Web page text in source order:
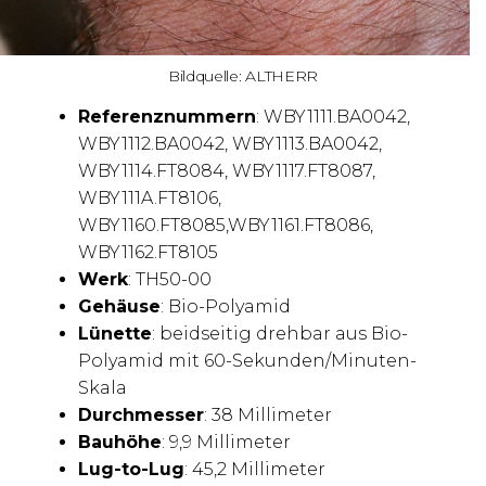
Bildquelle: ALTHERR
Referenznummern: WBY1111.BA0042,
WBY1112.BA0042, WBY1113.BA0042,
WBY1114.FT8084, WBY1117.FT8087,
WBY111A.FT8106,
WBY1160.FT8085,WBY1161.FT8086,
WBY1162.FT8105
Werk: TH50-00
Gehäuse: Bio-Polyamid
Lünette: beidseitig drehbar aus Bio-
Polyamid mit 60-Sekunden/Minuten-
Skala
Durchmesser: 38 Millimeter
Bauhöhe: 9,9 Millimeter
Lug-to-Lug: 45,2 Millimeter